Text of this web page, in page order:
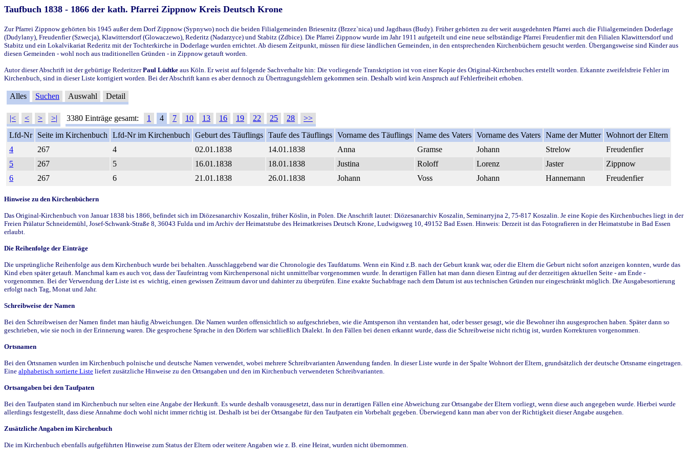
Taufbuch 1838 - 1866 der kath. Pfarrei Zippnow Kreis Deutsch Krone
Zur Pfarrei Zippnow gehörten bis 1945 außer dem Dorf Zippnow (Sypnywo) noch die beiden Filialgemeinden Briesenitz (Brzez`nica) und Jagdhaus (Budy). Früher gehörten zu der weit ausgedehnten Pfarrei auch die Filialgemeinden Doderlage
(Dudylany), Freudenfier (Szwecja), Klawittersdorf (Glowaczewo), Rederitz (Nadarzyce) und Stabitz (Zdbice). Die Pfarrei Zippnow wurde im Jahr 1911 aufgeteilt und eine neue selbständige Pfarrei Freudenfier mit den Filialen Klawittersdorf und
Stabitz und ein Lokalvikariat Rederitz mit der Tochterkirche in Doderlage wurden errichtet. Ab diesem Zeitpunkt, müssen für diese ländlichen Gemeinden, in den entsprechenden Kirchenbüchern gesucht werden. Übergangsweise sind Kinder aus
diesen Gemeinden - wohl noch aus traditionellen Gründen - in Zippnow getauft worden.
Autor dieser Abschrift ist der gebürtige RederitzerPaul Lüdtke aus Köln. Er weist auf folgende Sachverhalte hin: Die vorliegende Transkription ist von einer Kopie des Original-Kirchenbuches erstellt worden. Erkannte zweifelsfreie Fehler im
Kirchenbuch, sind in dieser Liste korrigiert worden. Bei der Abschrift kann es aber dennoch zu Übertragungsfehlern gekommen sein. Deshalb wird kein Anspruch auf Fehlerfreiheit erhoben.
Alles Suchen Auswahl Detail
|< < > >| 3380 Einträge gesamt: 1 4 7 10 13 16 19 22 25 28
>>
Lfd-Nr
Seite im Kirchenbuch Lfd-Nr im Kirchenbuch Geburt des Täuflings Taufe des Täuflings Vorname des Täuflings Name des Vaters Vorname des Vaters Name der Mutter Wohnort der Eltern
4
267 4 02.01.1838 14.01.1838 Anna Gramse Johann Strelow
Freudenfier
5
267 5 16.01.1838 18.01.1838 Justina Roloff Lorenz Jaster
Zippnow
6
267 6 21.01.1838 26.01.1838 Johann Voss Johann Hannemann Freudenfier
Hinweise zu den Kirchenbüchern
Das Original-Kirchenbuch von Januar 1838 bis 1866, befindet sich im Diözesanarchiv Koszalin, früher Köslin, in Polen. Die Anschrift lautet: Diözesanarchiv Koszalin, Seminarryjna 2, 75-817 Koszalin. Je eine Kopie des Kirchenbuches liegt in der
Freien Prälatur Schneidemühl, Josef-Schwank-Straße 8, 36043 Fulda und im Archiv der Heimatstube des Heimatkreises Deutsch Krone, Ludwigsweg 10, 49152 Bad Essen. Hinweis: Derzeit ist das Fotografieren in der Heimatstube in Bad Essen
erlaubt.
Die Reihenfolge der Einträge
Die ursprüngliche Reihenfolge aus dem Kirchenbuch wurde bei behalten. Ausschlaggebend war die Chronologie des Taufdatums. Wenn ein Kind z.B. nach der Geburt krank war, oder die Eltern die Geburt nicht sofort anzeigen konnten, wurde das
Kind eben später getauft. Manchmal kam es auch vor, dass der Taufeintrag vom Kirchenpersonal nicht unmittelbar vorgenommen wurde. In derartigen Fällen hat man dann diesen Eintrag auf der derzeitigen aktuellen Seite - am Ende -
vorgenommen. Bei der Verwendung der Liste ist es wichtig, einen gewissen Zeitraum davor und dahinter zu überprüfen. Eine exakte Suchabfrage nach dem Datum ist aus technischen Gründen nur eingeschränkt möglich. Die Ausgabesortierung
erfolgt nach Tag, Monat und Jahr.
Schreibweise der Namen
Bei den Schreibweisen der Namen findet man häufig Abweichungen. Die Namen wurden offensichtlich so aufgeschrieben, wie die Amtsperson ihn verstanden hat, oder besser gesagt, wie die Bewohner ihn ausgesprochen haben. Später dann so
geschrieben, wie sie noch in der Erinnerung waren. Die gesprochene Sprache in den Dörfern war schließlich Dialekt. In den Fällen bei denen erkannt wurde, dass die Schreibweise nicht richtig ist, wurden Korrekturen vorgenommen.
Ortsnamen
Bei den Ortsnamen wurden im Kirchenbuch polnische und deutsche Namen verwendet, wobei mehrere Schreibvarianten Anwendung fanden. In dieser Liste wurde in der Spalte Wohnort der Eltern, grundsätzlich der deutsche Ortsname eingetragen.
Eine alphabetisch sortierte Liste liefert zusätzliche Hinweise zu den Ortsangaben und den im Kirchenbuch verwendeten Schreibvarianten.
Ortsangaben bei den Taufpaten
Bei den Taufpaten stand im Kirchenbuch nur selten eine Angabe der Herkunft. Es wurde deshalb vorausgesetzt, dass nur in derartigen Fällen eine Abweichung zur Ortsangabe der Eltern vorliegt, wenn diese auch angegeben wurde. Hierbei wurde
allerdings festgestellt, dass diese Annahme doch wohl nicht immer richtig ist. Deshalb ist bei der Ortsangabe für den Taufpaten ein Vorbehalt gegeben. Überwiegend kann man aber von der Richtigkeit dieser Angabe ausgehen.
Zusätzliche Angaben im Kirchenbuch
Die im Kirchenbuch ebenfalls aufgeführten Hinweise zum Status der Eltern oder weitere Angaben wie z. B. eine Heirat, wurden nicht übernommen.